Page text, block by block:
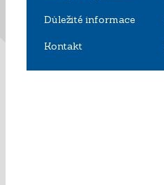
Důležité informace
Kontakt